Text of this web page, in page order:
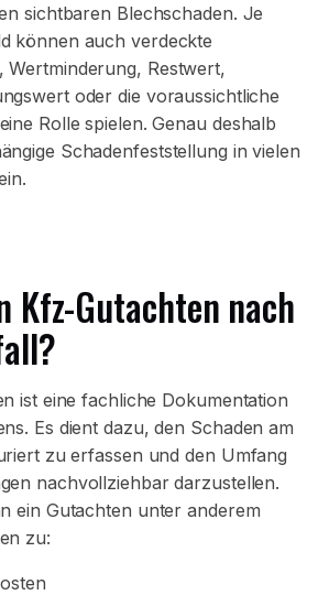
sichtbaren Blechschaden. Je
können auch verdeckte
Wertminderung, Restwert,
oder die voraussichtliche
Rolle spielen. Genau deshalb
Schadenfeststellung in vielen
Kfz-Gutachten nach
ist eine fachliche Dokumentation
Es dient dazu, den Schaden am
zu erfassen und den Umfang
nachvollziehbar darzustellen.
ein Gutachten unter anderem
zu: